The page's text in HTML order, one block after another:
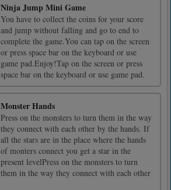
Ninja Jump Mini Game
You have to collect the coins for your score
and jump without falling and go to end to
complete the game.You can tap on the screen
or press space bar on the keyboard or use
game pad.Enjoy!Tap on the screen or press
space bar on the keyboard or use game pad.
Monster Hands
Press on the monsters to turn them in the way
they connect with each other by the hands. If
all the stars are in the place where the hands
of monters connect you get a star in the
present levelPress on the monsters to turn
them in the way they connect with each other